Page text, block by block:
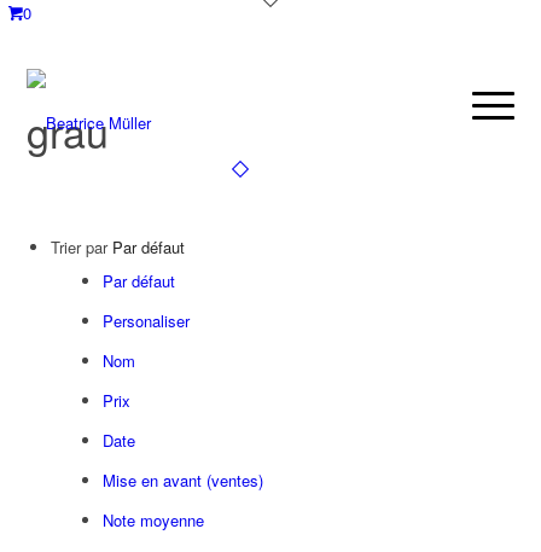
0
grau
Trier par Par défaut
Par défaut
Personaliser
Nom
Prix
Date
Mise en avant (ventes)
Note moyenne